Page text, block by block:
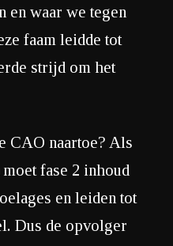
en waar we tegen
faam leidde tot
strijd om het
CAO naartoe? Als
fase 2 inhoud
en leiden tot
Dus de opvolger